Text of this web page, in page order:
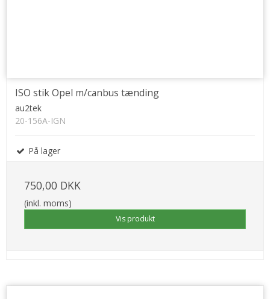
ISO stik Opel m/canbus tænding
au2tek
20-156A-IGN
På lager
750,00 DKK
(inkl. moms)
Vis produkt